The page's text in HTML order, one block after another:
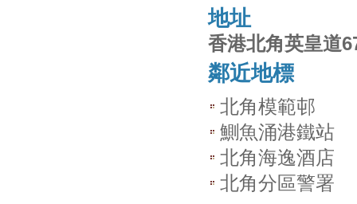
地址
香港北角英皇道
鄰近地標
北角模範邨
鰂魚涌港鐵站
北角海逸酒店
北角分區警署